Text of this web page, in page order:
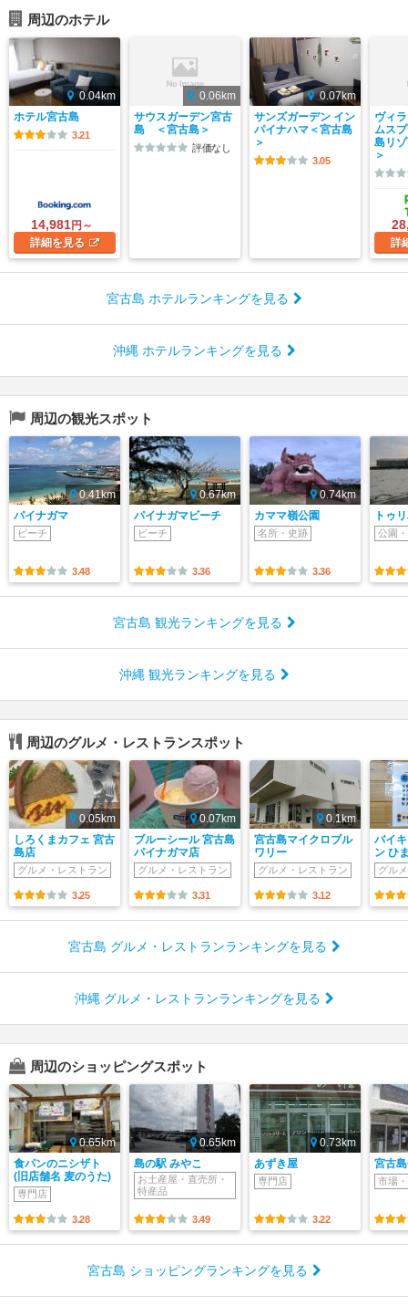
周辺のホテル
0.04km
ホテル宮古島
3.21
14,981円～
詳細を見る
0.06km
サウスガーデン宮古
島 ＜宮古島＞
評価なし
0.07km
サンズガーデン イン
パイナハマ＜宮古島
＞
3.05
ヴィ
ムス
島リ
＞
詳
宮古島 ホテルランキングを見る
沖縄 ホテルランキングを見る
周辺の観光スポット
0.41km
パイナガマ
ビーチ
3.48
0.67km
パイナガマビーチ
ビーチ
3.36
0.74km
カママ嶺公園
名所・史跡
3.36
トゥ
公園
宮古島 観光ランキングを見る
沖縄 観光ランキングを見る
周辺のグルメ・レストランスポット
0.05km
しろくまカフェ 宮古
島店
グルメ・レストラン
3.25
0.07km
ブルーシール 宮古島
パイナガマ店
グルメ・レストラン
3.31
0.1km
宮古島マイクロブル
ワリー
グルメ・レストラン
3.12
バイ
ン ひ
グル
宮古島 グルメ・レストランランキングを見る
沖縄 グルメ・レストランランキングを見る
周辺のショッピングスポット
0.65km
食パンのニシザト
(旧店舗名 麦のうた)
専門店
3.28
0.65km
島の駅 みやこ
お土産屋・直売所・
特産品
3.49
0.73km
あずき屋
専門店
3.22
宮古
市場
宮古島 ショッピングランキングを見る